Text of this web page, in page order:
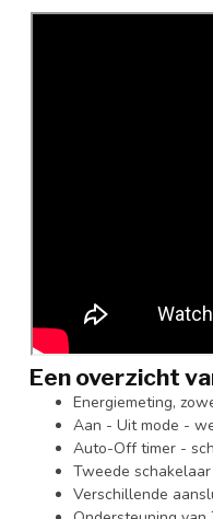
Een overzicht
Energiemeting,
Aan - Uit mode -
Auto-Off timer -
Tweede
Verschillende